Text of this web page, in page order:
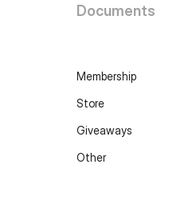
Documents
Membership
Store
Giveaways
Other